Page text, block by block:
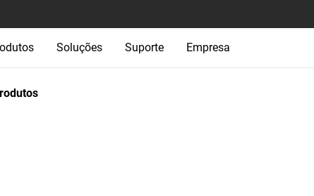
Soluções Suporte Empresa